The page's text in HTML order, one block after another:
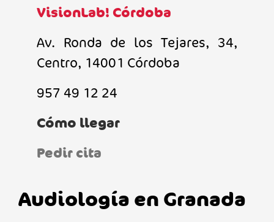
VisionLab! Córdoba
Av. Ronda de los Tejares, 34,
Centro, 14001 Córdoba
957 49 12 24
Cómo llegar
Pedir cita
Audiología en Granada